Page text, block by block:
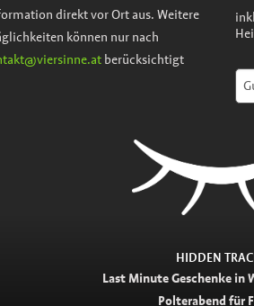
direkt vor Ort aus. Weitere
können nur nach
berücksichtigt
HIDDEN
Last Minute Geschenke in
Polterabend für